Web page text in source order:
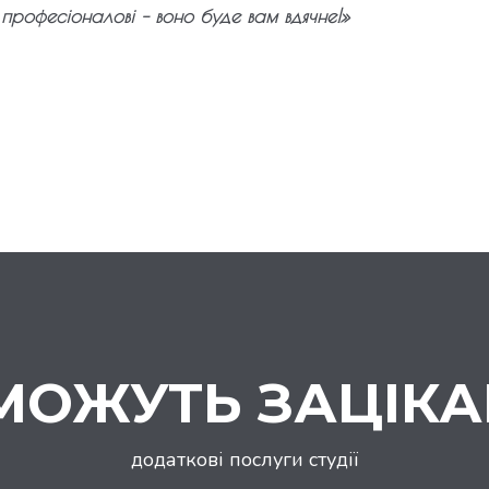
професіоналові – воно буде вам вдячне!»
додаткові послуги студії